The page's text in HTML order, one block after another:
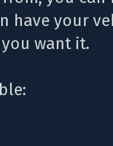
have your
want it.